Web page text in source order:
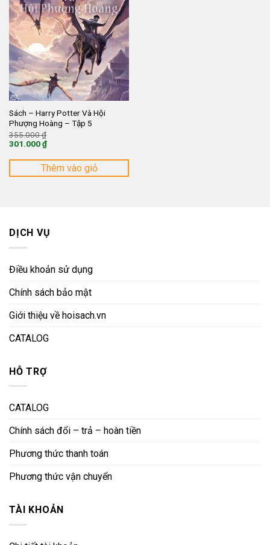
Sách – Harry Potter Và Hội
Phượng Hoàng – Tập 5
355.000₫
355.000 ₫.
301.000₫
hiện
là:
Thêm vào giỏ
DỊCH VỤ
Điều khoản sử dụng
Chính sách bảo mật
Giới thiệu về hoisach.vn
CATALOG
HỖ TRỢ
CATALOG
Chính sách đổi – trả – hoàn tiền
Phương thức thanh toán
Phương thức vận chuyển
TÀI KHOẢN